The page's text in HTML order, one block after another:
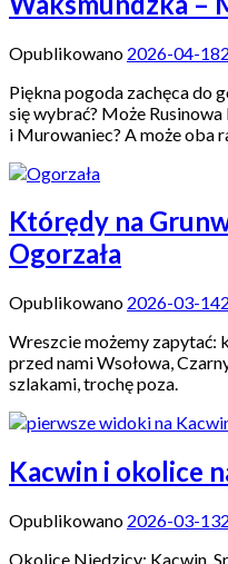
Opublikowano 2026-04-18
Piękna pogoda zachęca do
się wybrać? Może
i Murowaniec? A może oba
Którędy na
Ogorzała
Opublikowano 2026-03-14
Wreszcie możemy zapytać:
przed nami Wsołowa,
szlakami, trochę poza.
Kacwin i okolice
Opublikowano 2026-03-13
Okolice Niedzicy: Kacwin,